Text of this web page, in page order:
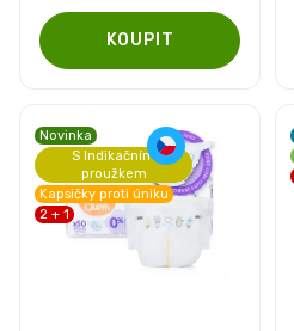
5
hvězdiček.
Novinka
S Indikačním
proužkem
Kapsičky proti úniku
2 + 1